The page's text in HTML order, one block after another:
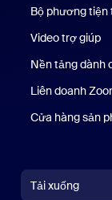
Bộ phương
Video trợ giúp
Nền tảng dành
Liên doanh
Cửa hàng sản
Tải xuống